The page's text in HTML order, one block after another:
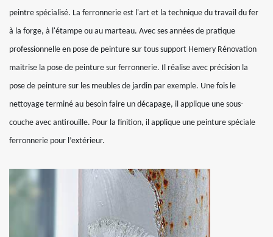
peintre spécialisé. La ferronnerie est l'art et la technique du travail du fer
à la forge, à l'étampe ou au marteau. Avec ses années de pratique
professionnelle en pose de peinture sur tous support Hemery Rénovation
maitrise la pose de peinture sur ferronnerie. Il réalise avec précision la
pose de peinture sur les meubles de jardin par exemple. Une fois le
nettoyage terminé au besoin faire un décapage, il applique une sous-
couche avec antirouille. Pour la finition, il applique une peinture spéciale
ferronnerie pour l’extérieur.